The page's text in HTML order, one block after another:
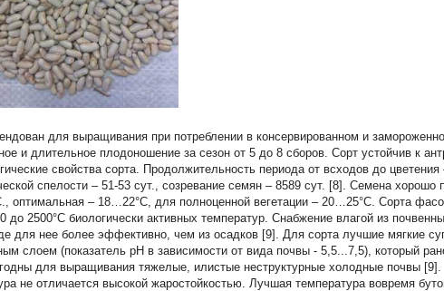
для выращивания при потреблении в консервированном и
и длительное плодоношение за сезон от 5 до 8 сборов. Сорт устойчив к
свойства сорта. Продолжительность периода от всходов до
спелости – 51-53 сут., созревание семян – 8589 сут. [8]. Семена хорошо
оптимальная – 18…22°С, для полноценной вегетации – 20…25°С. Сорта
до 2500°С биологически активных температур. Снабжение влагой из
для нее более эффективно, чем из осадков [9]. Для сорта лучшие мягкие
слоем (показатель рН в зависимости от вида почвы - 5,5...7,5), который
для выращивания тяжелые, илистые неструктурные холодные почвы [9].
не отличается высокой жаростойкостью. Лучшая температура вовремя